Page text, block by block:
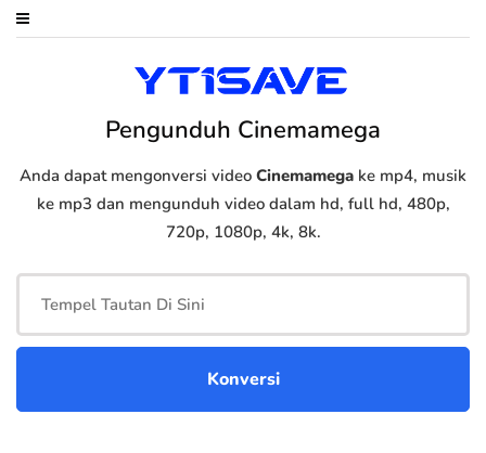
Pengunduh Cinemamega
Anda dapat mengonversi video Cinemamega ke mp4, musik
ke mp3 dan mengunduh video dalam hd, full hd, 480p,
720p, 1080p, 4k, 8k.